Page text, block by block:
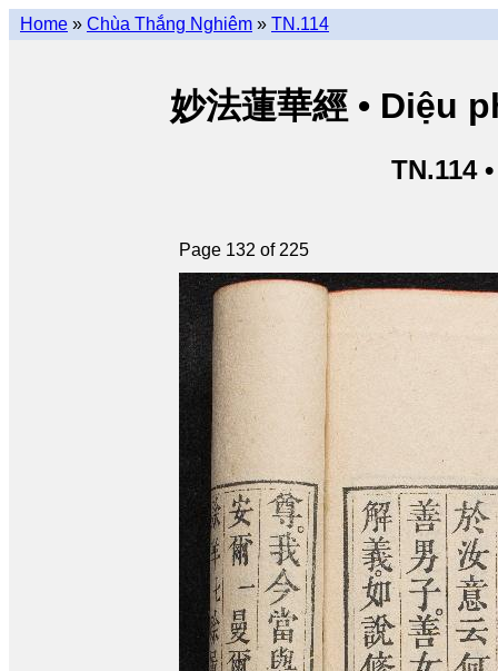
Home » Chùa Thắng Nghiêm » TN.114
妙法蓮華經 • Diệu
TN.114
Page 132 of 225